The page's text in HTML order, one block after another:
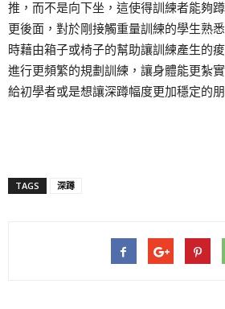
推，而不是向下坐，這使得訓練者能夠
更後面，對於剛接觸重量訓練的學生熟
時藉由箱子或椅子的幫助讓訓練產生的
進行更頻繁的規劃訓練，讓身體能更紮
給初學者或是想讓深蹲幅度更加穩定的朋
TAGS 深蹲